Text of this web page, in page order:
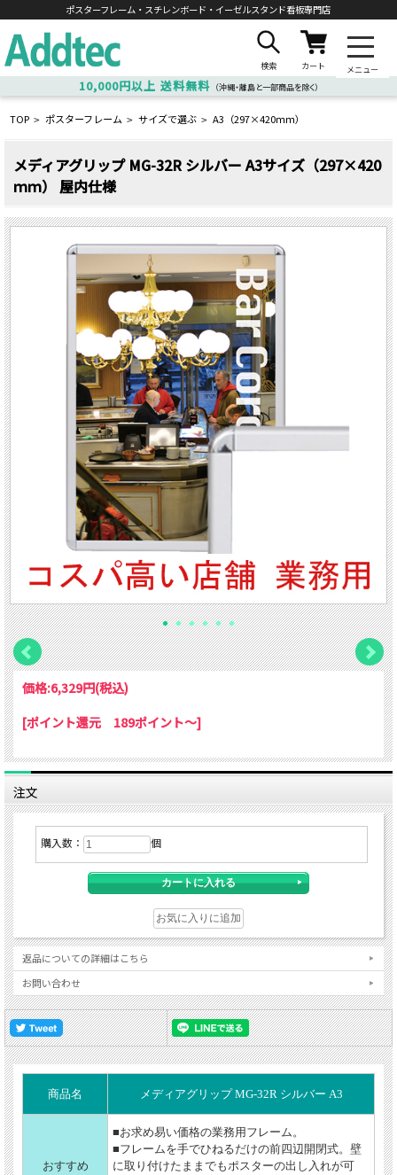
ポスターフレーム・スチレンボード・ イーゼルスタンド看板専門店
検索 カート メニュー
10,000円以上 送料無料 （沖縄・離島と一部商品を除く）
TOP > ポスターフレーム > サイズで選ぶ > A3（297×420ｍｍ）
メディアグリップ MG-32R シルバー A3サイズ（297×420
ｍｍ） 屋内仕様
価格:6,329円(税込)
[ポイント還元 189ポイント～]
注文
購入数： 個
返品についての詳細はこちら
お問い合わせ
商品名 メディアグリップ MG-32R シルバー A3
おすすめ
■お求め易い価格の業務用フレーム。
■フレームを手でひねるだけの前四辺開閉式。壁
に取り付けたままでもポスターの出し入れが可